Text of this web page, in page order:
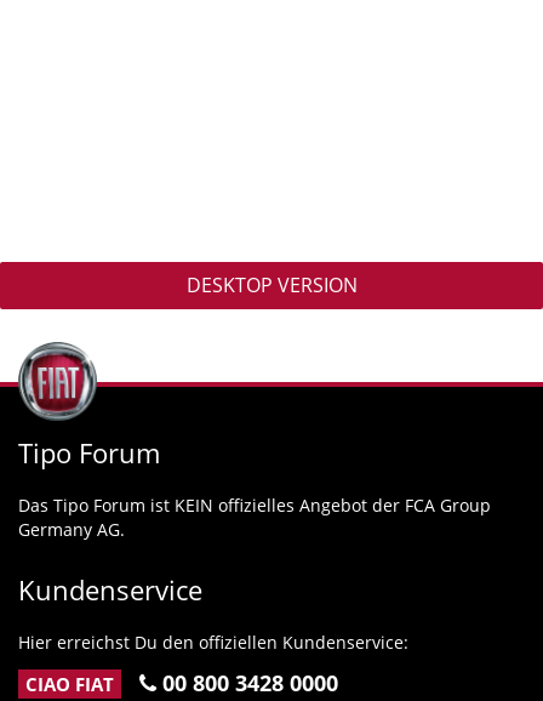
DESKTOP VERSION
Tipo Forum
Das Tipo Forum ist KEIN offizielles Angebot der FCA Group
Germany AG.
Kundenservice
Hier erreichst Du den offiziellen Kundenservice:
CIAO FIAT 00 800 3428 0000